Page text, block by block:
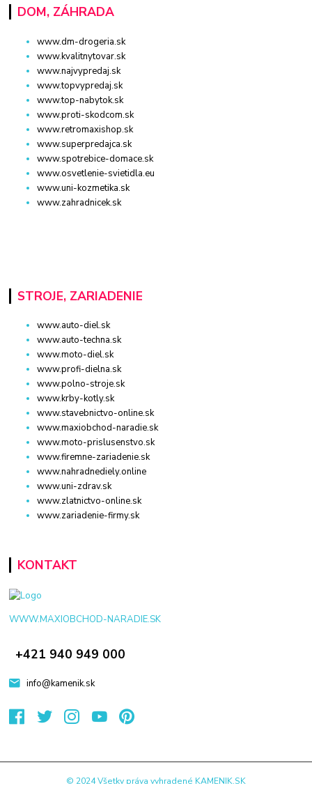
DOM, ZÁHRADA
www.dm-drogeria.sk
www.kvalitnytovar.sk
www.najvypredaj.sk
www.topvypredaj.sk
www.top-nabytok.sk
www.proti-skodcom.sk
www.retromaxishop.sk
www.superpredajca.sk
www.spotrebice-domace.sk
www.osvetlenie-svietidla.eu
www.uni-kozmetika.sk
www.zahradnicek.sk
STROJE, ZARIADENIE
www.auto-diel.sk
www.auto-techna.sk
www.moto-diel.sk
www.profi-dielna.sk
www.polno-stroje.sk
www.krby-kotly.sk
www.stavebnictvo-online.sk
www.maxiobchod-naradie.sk
www.moto-prislusenstvo.sk
www.firemne-zariadenie.sk
www.nahradnediely.online
www.uni-zdrav.sk
www.zlatnictvo-online.sk
www.zariadenie-firmy.sk
KONTAKT
WWW.MAXIOBCHOD-NARADIE.SK
+421 940 949 000
info@kamenik.sk
© 2024 Všetky práva vyhradené KAMENIK.SK